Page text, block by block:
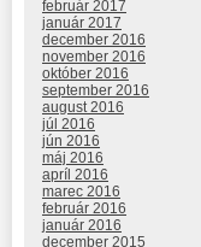
február 2017
január 2017
december 2016
november 2016
október 2016
september 2016
august 2016
júl 2016
jún 2016
máj 2016
apríl 2016
marec 2016
február 2016
január 2016
december 2015